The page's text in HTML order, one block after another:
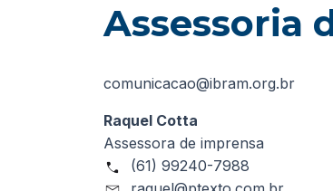
Assessoria
comunicacao@ibram.org.br
Raquel Cotta
Assessora de imprensa
(61) 99240-7988